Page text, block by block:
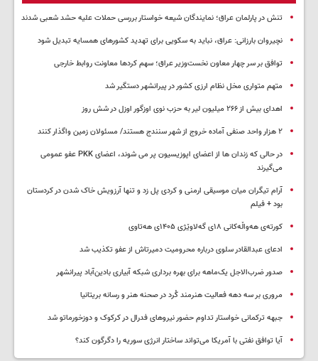
تنش در پارلمان عراق؛ نمایندگان شیعه خواستار بررسی حملات علیه حشد شعبی شدند
نچیروان بارزانی: عراق، نباید به سکویی برای تهدید کشورهای همسایه تبدیل شود
توافق بر سر چهار معاون نخست‌وزیر عراق؛ سهم کردها معاونت روابط خارجی
متهم متواری مخل نظام ارزی کشور در پیرانشهر دستگیر شد
اهدای بیش از ۲۶۶ میلیون لیر به حزب نوی اوزگور اوزل در شش روز
۲ هزار واحد صنفی آماده خروج از شهر سنندج هستند/ مسئولان زمین واگذار کنند
در حالی که زندان ها از اعضای اپوزیسیون پر می شوند، اعضای PKK عفو عمومی
می‌گیرند
آرام تیگران میان موسیقی ارمنی و کردی پل زد و تنها آرزویش خاک شدن در کردستان
بود + فیلم
کورتەی هەواڵەکانی ۱۸ی گەلاوێژی ۱۴۰۵ی هەتاوی
ادعای عبدالقادر سلوی درباره محرومیت دمیرتاش از عفو تکذیب شد
صدور ضرب‌الاجل یک‌ماهه برای بهره برداری شبکه آبیاری بادین‌آباد پیرانشهر
مروری بر سه دهه فعالیت هنرمند کُرد در صحنه هنر و رسانه بریتانیا
جبهه ترکمانی خواستار تداوم حضور نیروهای فدرال در کرکوک و دوزخورماتو شد
آیا توافق نفتی با آمریکا می‌تواند ساختار انرژی سوریه را دگرگون کند؟